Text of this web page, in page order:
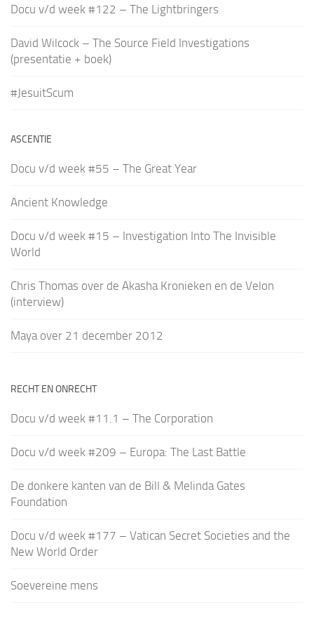
Docu v/d week #122 – The Lightbringers
David Wilcock – The Source Field Investigations
(presentatie + boek)
#JesuitScum
ASCENTIE
Docu v/d week #55 – The Great Year
Ancient Knowledge
Docu v/d week #15 – Investigation Into The Invisible
World
Chris Thomas over de Akasha Kronieken en de Velon
(interview)
Maya over 21 december 2012
RECHT EN ONRECHT
Docu v/d week #11.1 – The Corporation
Docu v/d week #209 – Europa: The Last Battle
De donkere kanten van de Bill & Melinda Gates
Foundation
Docu v/d week #177 – Vatican Secret Societies and the
New World Order
Soevereine mens